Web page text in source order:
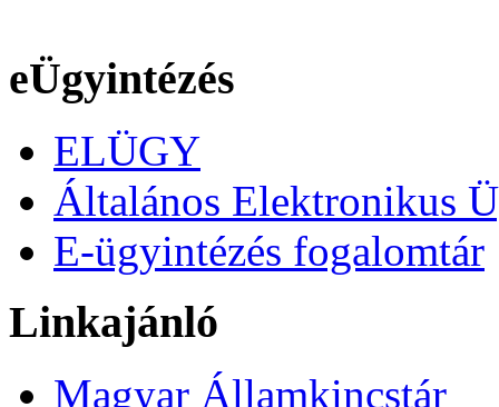
eÜgyintézés
ELÜGY
Általános Elektronikus
E-ügyintézés fogalomtár
Linkajánló
Magyar Államkincstár